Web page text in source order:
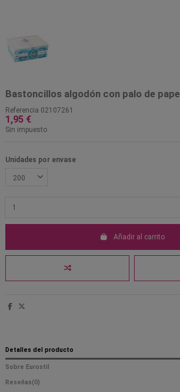
Bastoncillos algodón con palo de papel
Referencia 02107261
1,95 €
Sin impuesto
Unidades por envase
Añadir al carrito
Detalles del producto
Sobre Eurostil
Reseñas(0)